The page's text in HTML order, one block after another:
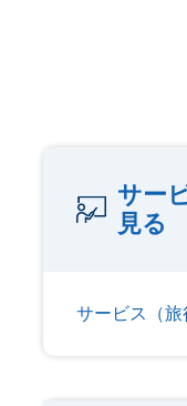
サー
見る
サービス（